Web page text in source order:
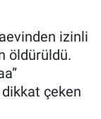
izinli
öldürüldü.
dikkat çeken